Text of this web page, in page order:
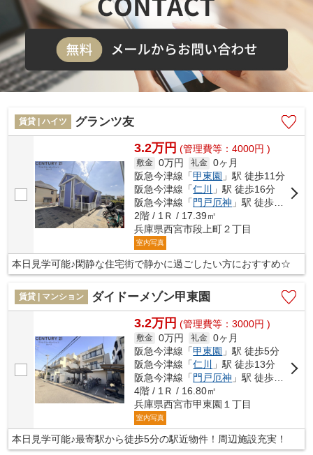
賃貸 | ハイツ グランツ友
3.2万円 (管理費等：4000円 )
敷金 0万円 礼金 0ヶ月
阪急今津線「甲東園 」駅 徒歩11分
阪急今津線「仁川
」駅 徒歩16分
阪急今津線「 門戸厄神 」駅 徒歩22分
2階 / 1Ｒ / 17.39㎡
兵庫県西宮市段上町２丁目
室内写真
本日見学可能♪閑静な住宅街で静かに過ごしたい方におすすめ☆
賃貸 | マンション ダイドーメゾン甲東園
3.2万円 (管理費等：3000円 )
敷金 0万円 礼金 0ヶ月
阪急今津線「甲東園 」駅 徒歩5分
阪急今津線「仁川
」駅 徒歩13分
阪急今津線「 門戸厄神 」駅 徒歩18分
4階 / 1Ｒ / 16.80㎡
兵庫県西宮市甲東園１丁目
室内写真
本日見学可能♪最寄駅から徒歩5分の駅近物件！周辺施設充実！